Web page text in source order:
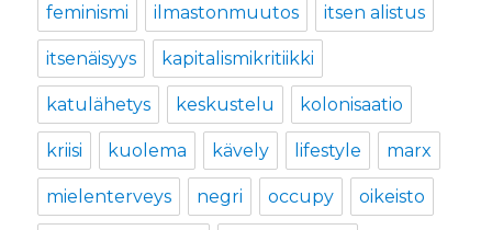
feminismi ilmastonmuutos itsen alistus
itsenäisyys kapitalismikritiikki
katulähetys keskustelu kolonisaatio
kriisi kuolema kävely lifestyle marx
mielenterveys negri occupy oikeisto